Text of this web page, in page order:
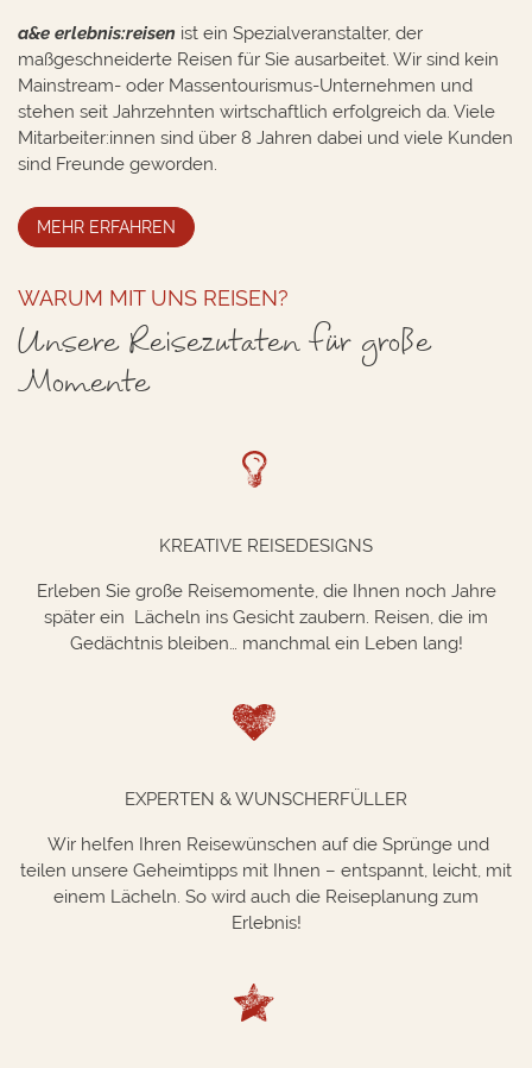
a&e erlebnis:reisen ist ein Spezialveranstalter, der
maßgeschneiderte Reisen für Sie ausarbeitet. Wir sind kein
Mainstream- oder Massentourismus-Unternehmen und
stehen seit Jahrzehnten wirtschaftlich erfolgreich da. Viele
Mitarbeiter:innen sind über 8 Jahren dabei und viele Kunden
sind Freunde geworden.
MEHR ERFAHREN
WARUM MIT UNS REISEN?
Unsere Reisezutaten für große
Momente
KREATIVE REISEDESIGNS
Erleben Sie große Reisemomente, die Ihnen noch Jahre
später ein Lächeln ins Gesicht zaubern. Reisen, die im
Gedächtnis bleiben… manchmal ein Leben lang!
EXPERTEN & WUNSCHERFÜLLER
Wir helfen Ihren Reisewünschen auf die Sprünge und
teilen unsere Geheimtipps mit Ihnen – entspannt, leicht, mit
einem Lächeln. So wird auch die Reiseplanung zum
Erlebnis!